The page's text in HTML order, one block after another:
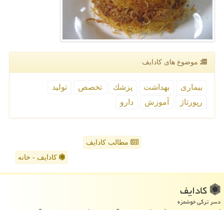
موضوع های كادایف
بیماری بهداشت پزشك تخصص
تولید
رپورتاژ
آموزش دارو
مطالب کادایف
کادایف - خانه
كادایف
دسر ترکی خوشمزه